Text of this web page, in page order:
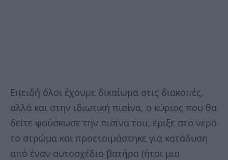
Επειδή όλοι έχουμε δικαίωμα στις διακοπές,
αλλά και στην ιδιωτική πισίνα, ο κύριος που θα
δείτε φούσκωσε την πισίνα του, έριξε στο νερό
το στρώμα και προετοιμάστηκε για κατάδυση
από έναν αυτοσχέδιο βατήρα (ήτοι μια